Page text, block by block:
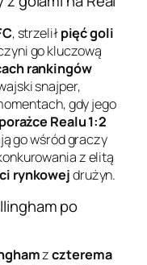
, strzeliłpięć goli
go kluczową
rankingów
snajper,
gdy jego
porażce Realu 1:2
go wśród graczy
z elitą
rynkowejdrużyn.
po
zczterema